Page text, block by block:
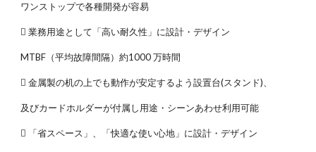
ワンストップで各種開発が容易
 業務用途として「高い耐久性」に設計・デザイン
MTBF（平均故障間隔）約1000 万時間
 金属製の机の上でも動作が安定するよう設置台(スタンド)、
及びカードホルダーが付属し用途・シーンあわせ利用可能
 「省スペース」、「快適な使い心地」に設計・デザイン